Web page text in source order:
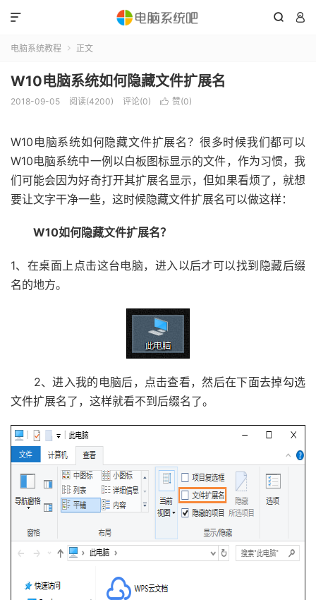
 

电脑系统教程  正文
W10电脑系统如何隐藏文件扩展名
2018-09-05 阅读(4200) 评论(0)  赞(0)
W10电脑系统如何隐藏文件扩展名？很多时候我们都可以
W10电脑系统中一例以白板图标显示的文件，作为习惯，我
们可能会因为好奇打开其扩展名显示，但如果看烦了，就想
要让文字干净一些，这时候隐藏文件扩展名可以做这样：
W10如何隐藏文件扩展名？
1、在桌面上点击这台电脑，进入以后才可以找到隐藏后缀
名的地方。
2、进入我的电脑后，点击查看，然后在下面去掉勾选
文件扩展名了，这样就看不到后缀名了。